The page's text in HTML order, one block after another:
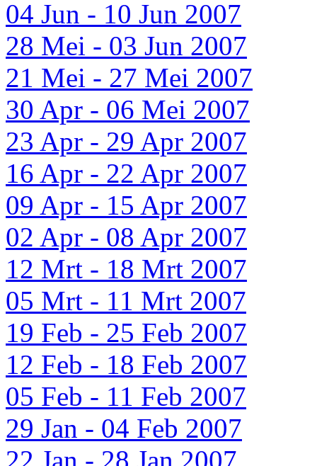
04 Jun - 10 Jun 2007
28 Mei - 03 Jun 2007
21 Mei - 27 Mei 2007
30 Apr - 06 Mei 2007
23 Apr - 29 Apr 2007
16 Apr - 22 Apr 2007
09 Apr - 15 Apr 2007
02 Apr - 08 Apr 2007
12 Mrt - 18 Mrt 2007
05 Mrt - 11 Mrt 2007
19 Feb - 25 Feb 2007
12 Feb - 18 Feb 2007
05 Feb - 11 Feb 2007
29 Jan - 04 Feb 2007
22 Jan - 28 Jan 2007